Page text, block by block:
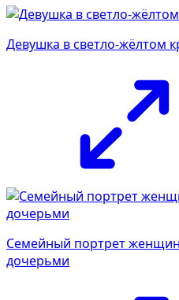
Девушка в светло-жёлтом
Семейный портрет
дочерьми